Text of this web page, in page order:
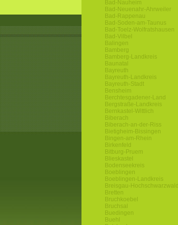
Bad-Nauheim
Bad-Neuenahr-Ahrweiler
Bad-Rappenau
Bad-Soden-am-Taunus
Bad-Toelz-Wolfratshausen
Bad-Vilbel
Balingen
Bamberg
Bamberg-Landkreis
Baunatal
Bayreuth
Bayreuth-Landkreis
Bayreuth-Stadt
Bensheim
Berchtesgadener-Land
Bergstraße-Landkreis
Bernkastel-Wittlich
Biberach
Biberach-an-der-Riss
Bietigheim-Bissingen
Bingen-am-Rhein
Birkenfeld
Bitburg-Pruem
Blieskastel
Bodenseekreis
Boeblingen
Boeblingen-Landkreis
Breisgau-Hochschwarzwald
Bretten
Bruchkoebel
Bruchsal
Buedingen
Buehl